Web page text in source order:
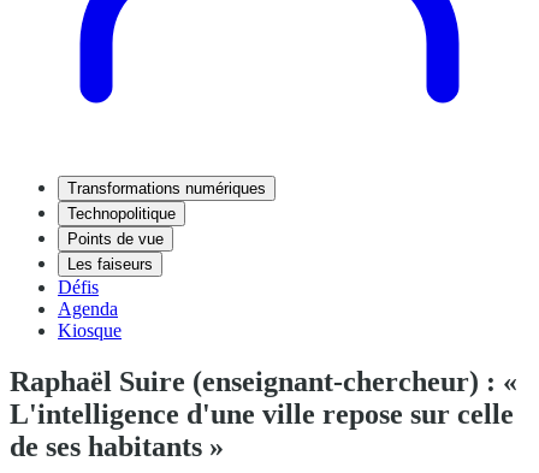
Transformations numériques
Technopolitique
Points de vue
Les faiseurs
Défis
Agenda
Kiosque
Raphaël Suire (enseignant-chercheur) : «
L'intelligence d'une ville repose sur celle
de ses habitants »